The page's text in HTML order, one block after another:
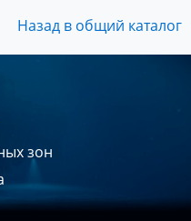
Назад в общий каталог
зон